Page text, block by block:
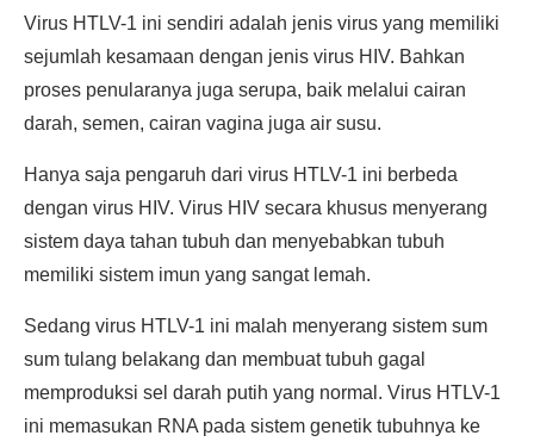
Virus HTLV-1 ini sendiri adalah jenis virus yang memiliki
sejumlah kesamaan dengan jenis virus HIV. Bahkan
proses penularanya juga serupa, baik melalui cairan
darah, semen, cairan vagina juga air susu.
Hanya saja pengaruh dari virus HTLV-1 ini berbeda
dengan virus HIV. Virus HIV secara khusus menyerang
sistem daya tahan tubuh dan menyebabkan tubuh
memiliki sistem imun yang sangat lemah.
Sedang virus HTLV-1 ini malah menyerang sistem sum
sum tulang belakang dan membuat tubuh gagal
memproduksi sel darah putih yang normal. Virus HTLV-1
ini memasukan RNA pada sistem genetik tubuhnya ke